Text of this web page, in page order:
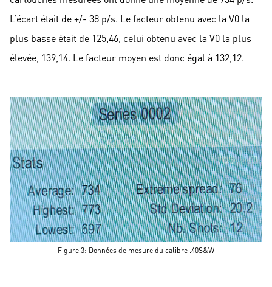
L’écart était de +/- 38 p/s. Le facteur obtenu avec la V0 la
plus basse était de 125,46, celui obtenu avec la V0 la plus
élevée, 139,14. Le facteur moyen est donc égal à 132,12.
Figure 3: Données de mesure du calibre .40S&W